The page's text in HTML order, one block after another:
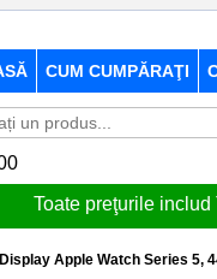
CUM CUMPĂRAŢI
Toate preţurile includ
Display Apple Watch Series 5,